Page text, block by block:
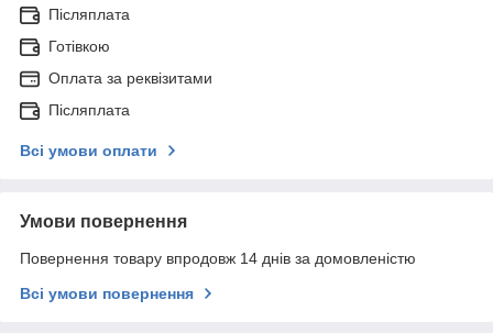
Післяплата
Готівкою
Оплата за реквізитами
Післяплата
Всі умови оплати
Умови повернення
Повернення товару впродовж 14 днів за домовленістю
Всі умови повернення